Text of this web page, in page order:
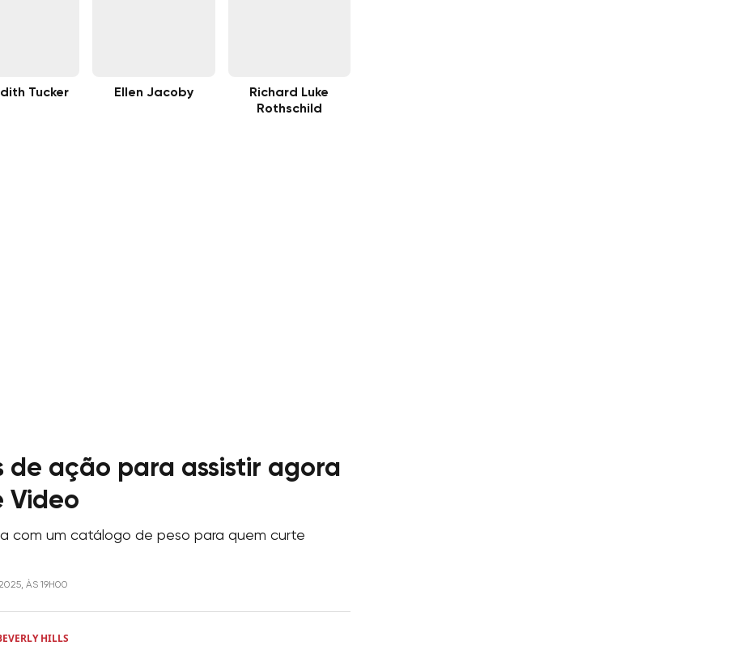
Tucker Ellen Jacoby
Richard Luke
Rothschild
de ação para assistir agora
Video
com um catálogo de peso para quem curte
ÀS 19H00
HILLS